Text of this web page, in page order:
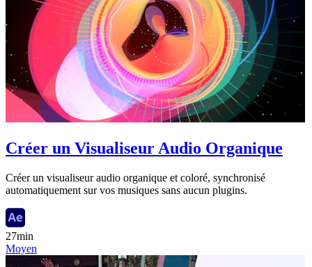
Créer un Visualiseur Audio Organique
Créer un visualiseur audio organique et coloré, synchronisé
automatiquement sur vos musiques sans aucun plugins.
27min
Moyen